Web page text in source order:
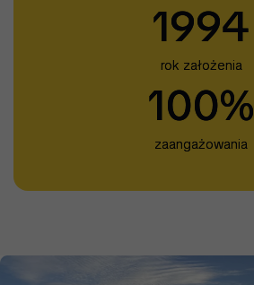
1994
rok założenia
100%
zaangażowania